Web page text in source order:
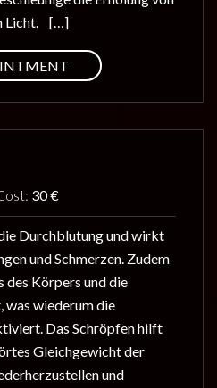
Licht. […]
30 €
Durchblutung und wirkt
und Schmerzen. Zudem
des Körpers und die
was wiederum die
Das Schröpfen hilft
Gleichgewicht der
und